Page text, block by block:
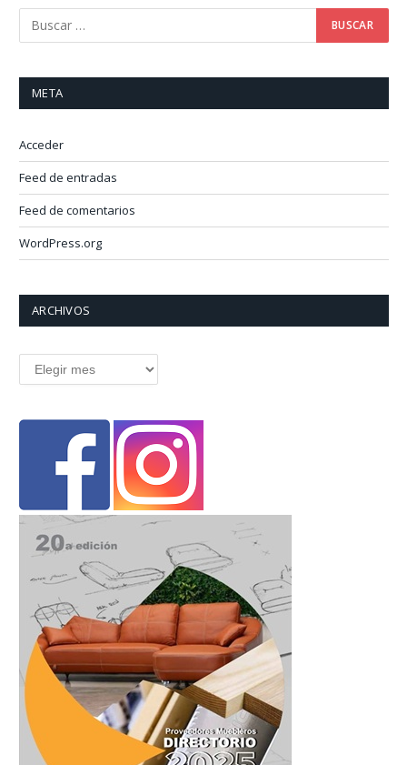
META
Acceder
Feed de entradas
Feed de comentarios
WordPress.org
ARCHIVOS
Archivos